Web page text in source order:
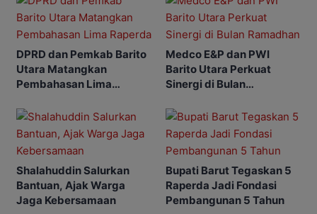
DPRD dan Pemkab Barito
Utara Matangkan
Pembahasan Lima
Medco E&P dan PWI
Barito Utara Perkuat
Sinergi di Bulan
Shalahuddin Salurkan
Bantuan, Ajak Warga
Jaga Kebersamaan
Bupati Barut Tegaskan 5
Raperda Jadi Fondasi
Pembangunan 5 Tahun